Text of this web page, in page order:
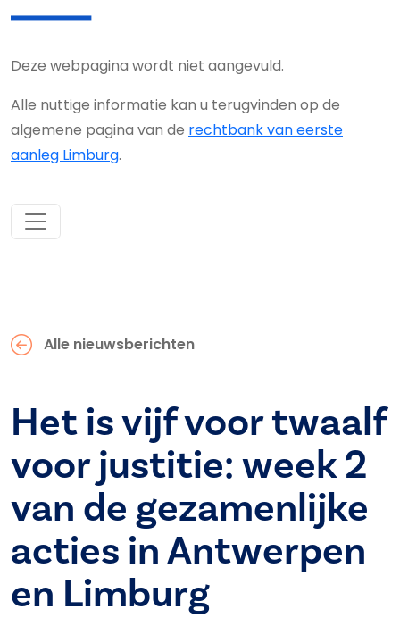
Deze webpagina wordt niet aangevuld.
Alle nuttige informatie kan u terugvinden op de
algemene pagina van de rechtbank van eerste
aanleg Limburg.
Alle nieuwsberichten
Het is vijf voor twaalf
voor justitie: week 2
van de gezamenlijke
acties in Antwerpen
en Limburg